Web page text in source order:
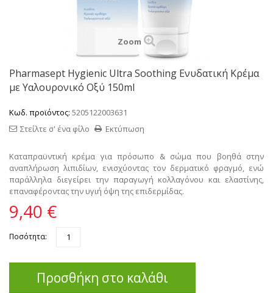
Zoom
Pharmasept Hygienic Ultra Soothing Ενυδατική Κρέμα
με Υαλουρονικό Οξύ 150ml
Κωδ. προϊόντος: 5205122003631
Εκτύπωση
Στείλτε σ' ένα φίλο
Καταπραϋντική κρέμα για πρόσωπο & σώμα που βοηθά στην
αναπλήρωση λιπιδίων, ενισχύοντας τον δερματικό φραγμό, ενώ
παράλληλα διεγείρει την παραγωγή κολλαγόνου και ελαστίνης,
επαναφέροντας την υγιή όψη της επιδερμίδας.
9,40 €
Ποσότητα:
Προσθήκη στο καλάθι